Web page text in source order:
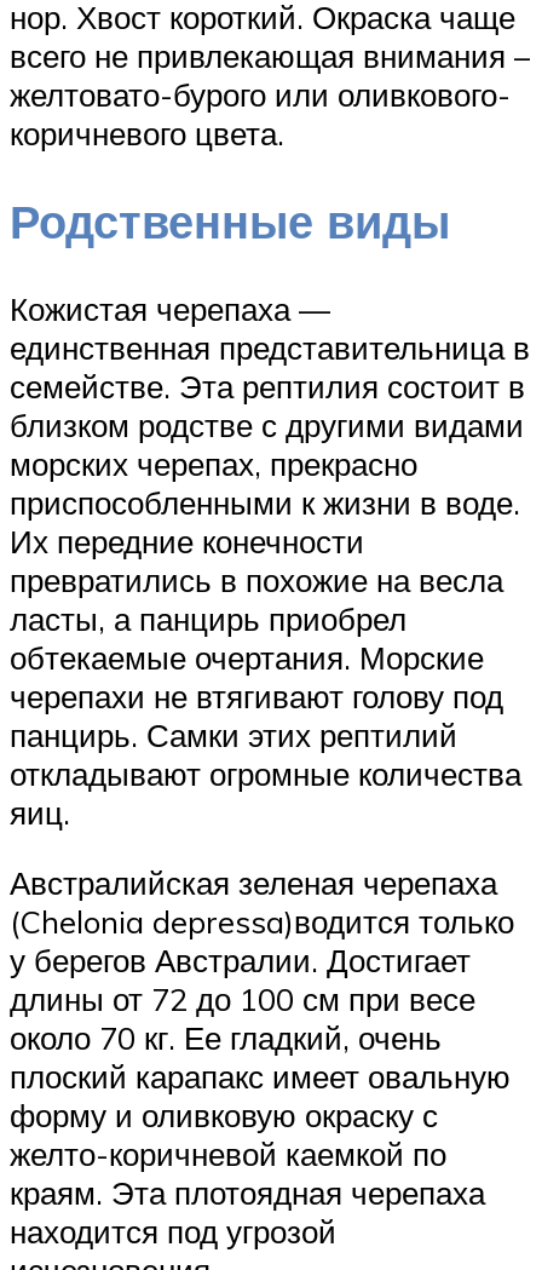
нор. Хвост короткий. Окраска чаще
всего не привлекающая внимания –
желтовато-бурого или оливкового-
коричневого цвета.
Родственные виды
Кожистая черепаха —
единственная представительница в
семействе. Эта рептилия состоит в
близком родстве с другими видами
морских черепах, прекрасно
приспособленными к жизни в воде.
Их передние конечности
превратились в похожие на весла
ласты, а панцирь приобрел
обтекаемые очертания. Морские
черепахи не втягивают голову под
панцирь. Самки этих рептилий
откладывают огромные количества
яиц.
Австралийская зеленая черепаха
(Chelonia depressa)водится только
у берегов Австралии. Достигает
длины от 72 до 100 см при весе
около 70 кг. Ее гладкий, очень
плоский карапакс имеет овальную
форму и оливковую окраску с
желто-коричневой каемкой по
краям. Эта плотоядная черепаха
находится под угрозой